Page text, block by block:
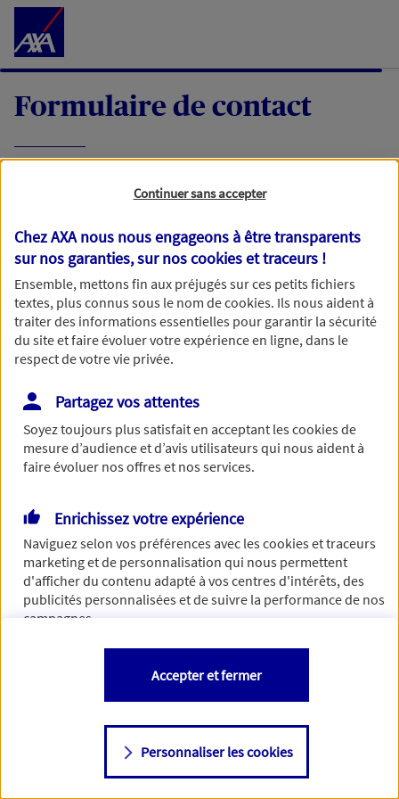
Accéder au Contenu
Formulaire de contact
demande, nous vous répondrons dans les
meilleurs délais par mail ou par téléphone.
Votre message :
Vous disposez de droits sur les informations vous concernant. Pour
plus d’informations,cliquez ici.
Continuer sans accepter
Chez AXA nous nous engageons à être transparents
sur nos garanties, sur noscookies et traceurs !
Ensemble, mettons fin aux préjugés sur ces petits fichiers
textes, plus connus sous le nom decookies. Ils nous aident à
traiter des informations essentielles pour garantir la sécurité
du site et faire évoluer votre expérience en ligne, dans le
respect de votre vie privée.
Partagez vos attentes
Soyez toujours plus satisfait en acceptant lescookiesde
mesure d’audience et d’avis utilisateurs qui nous aident à
faire évoluer nos offres et nos services.
Enrichissez votre expérience
Naviguez selon vos préférences avec lescookies et traceurs
marketing et de personnalisation qui nous permettent
d'afficher du contenu adapté à vos centres d'intérêts, des
publicités personnalisées et de suivre la performance de nos
campagnes.
Vous êtes libre de les accepter, de les refuser comme de
changer d'avis à tout moment en allant sur
Consulter notre politique decookies
Personnaliser les cookies
Accepter et fermer